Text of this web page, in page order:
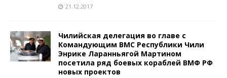
21.12.2017
Чилийская делегация во главе с
Командующим ВМС Республики Чили
Энрике Ларанньягой Мартином
посетила ряд боевых кораблей ВМФ РФ
новых проектов